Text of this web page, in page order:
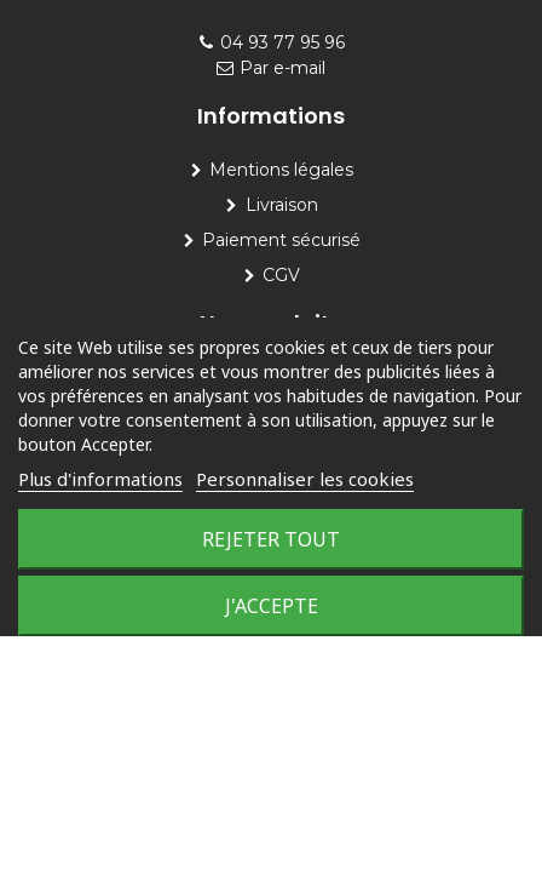
04 93 77 95 96
Par e-mail
Informations
Mentions légales
Livraison
Paiement sécurisé
CGV
Nos produits
Piscine
Jardin
Outdoor
© 2025 Tous droits réservés
Plan du site
Ce site Web utilise ses propres cookies et ceux de tiers pour
améliorer nos services et vous montrer des publicités liées à
vos préférences en analysant vos habitudes de navigation. Pour
donner votre consentement à son utilisation, appuyez sur le
bouton Accepter.
Plus d'informations Personnaliser les cookies
REJETER TOUT
J'ACCEPTE